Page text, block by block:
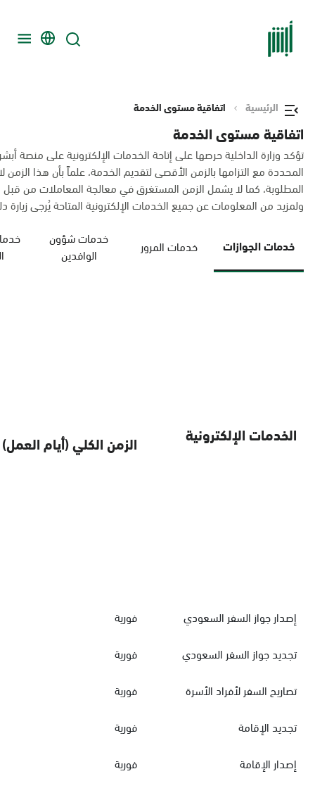
الرئيسية اتفاقية مستوى الخدمة
اتفاقية مستوى الخدمة
تؤكد وزارة الداخلية حرصها على إتاحة الخدمات الإلكترونية على منصة
المحددة مع التزامها بالزمن الأقصى لتقديم الخدمة، علماً بأن هذا
المطلوبة، كما لا يشمل الزمن المستغرق في معالجة المعاملات من
ولمزيد من المعلومات عن جميع الخدمات الإلكترونية المتاحة يُرجى زيارة
خدمات الجوازات خدمات المرور
خدمات شؤون
الوافدين
الخدمات الإلكترونية الزمن الكلي (أيام العمل)
إصدار جواز السفر السعودي
فورية
تجديد جواز السفر السعودي
فورية
تصاريح السفر لأفراد الأسرة
فورية
تجديد الإقامة
فورية
إصدار الإقامة
فورية